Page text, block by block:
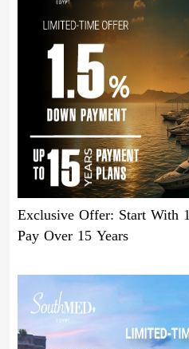
Exclusive Offer: Start With
Pay Over 15 Years